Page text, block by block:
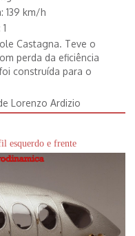
139 km/h
Castagna. Teve o
perda da eficiência
construída para o
Lorenzo Ardizio
esquerdo e frente